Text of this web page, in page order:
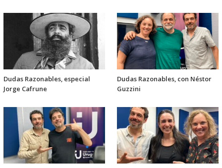
Dudas Razonables, especial
Jorge Cafrune
Dudas Razonables, con Néstor
Guzzini